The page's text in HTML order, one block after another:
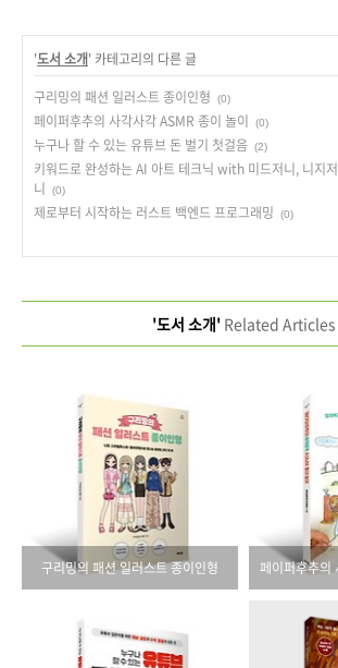
'도서 소개' 카테고리의 다른 글
구리밍의 패션 일러스트 종이인형
(0)
페이퍼후추의 사각사각 ASMR 종이 놀이 (0)
누구나 할 수 있는 유튜브 돈 벌기 첫걸음 (2)
키워드로 완성하는 AI 아트 테크닉 with 미드저니, 니지저
니
(0)
제로부터 시작하는 러스트 백엔드 프로그래밍 (0)
'도서 소개'Related Articles
구리밍의 패션 일러스트 종이인형